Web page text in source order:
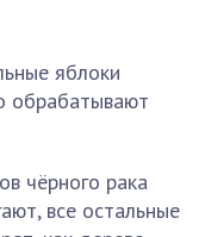
яблоки
обрабатывают
чёрного рака
все остальные